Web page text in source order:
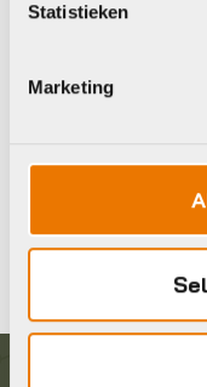
Statistieken
Marketing
Beschikbaar op